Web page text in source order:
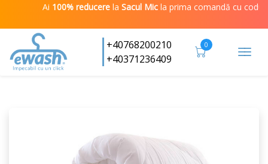
Ai100% reducerela Sacul Micla prima comandă cu codul
+40768200210
+40371236409
0